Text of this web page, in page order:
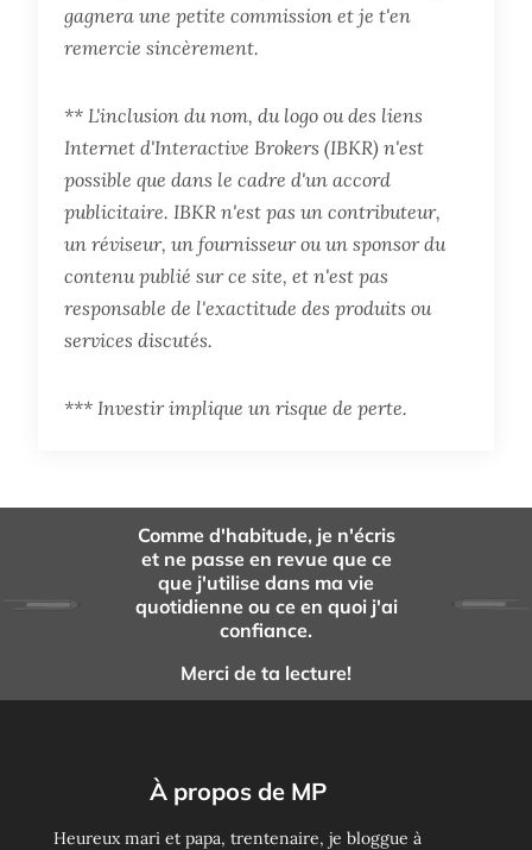
gagnera une petite commission et je t'en
remercie sincèrement.
** L'inclusion du nom, du logo ou des liens
Internet d'Interactive Brokers (IBKR) n'est
possible que dans le cadre d'un accord
publicitaire. IBKR n'est pas un contributeur,
un réviseur, un fournisseur ou un sponsor du
contenu publié sur ce site, et n'est pas
responsable de l'exactitude des produits ou
services discutés.
*** Investir implique un risque de perte.
Comme d'habitude, je n'écris
et ne passe en revue que ce
que j'utilise dans ma vie
quotidienne ou ce en quoi j'ai
confiance.
Merci de ta lecture!
À propos de MP
Heureux mari et papa, trentenaire, je bloggue à